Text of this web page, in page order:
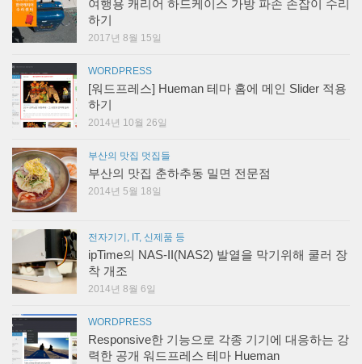
여행용 캐리어 하드케이스 가방 파손 손잡이 수리
하기
2017년 8월 15일
WORDPRESS
[워드프레스] Hueman 테마 홈에 메인 Slider 적용
하기
2014년 10월 26일
부산의 맛집 멋집들
부산의 맛집 춘하추동 밀면 전문점
2014년 5월 18일
전자기기, IT, 신제품 등
ipTime의 NAS-II(NAS2) 발열을 막기위해 쿨러 장
착 개조
2014년 8월 6일
WORDPRESS
Responsive한 기능으로 각종 기기에 대응하는 강
력한 공개 워드프레스 테마 Hueman